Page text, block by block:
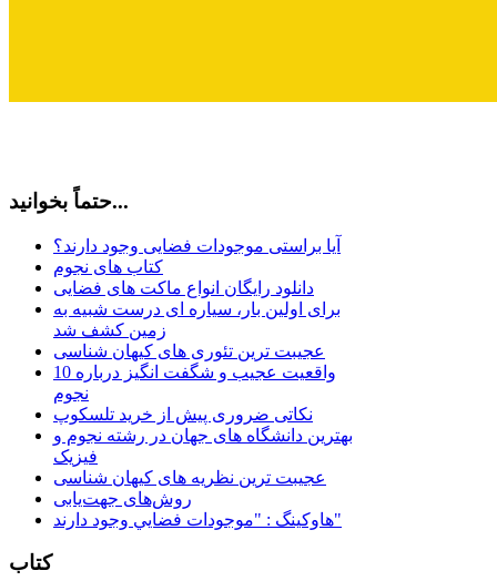
حتماً بخوانید...
آیا براستی موجودات فضایی وجود دارند؟
کتاب های نجوم
دانلود رایگان انواع ماکت های فضایی
برای اولین بار، سیاره ای درست شبیه به
زمین کشف شد
عجیبت ترین تئوری های کیهان شناسی
10 واقعیت عجیب و شگفت انگیز درباره
نجوم
نکاتی ضروری پیش از خرید تلسکوپ
بهترین دانشگاه های جهان در رشته نجوم و
فیزیک
عجیبت ترین نظریه های کیهان شناسی
روش‌های جهت‌یابی
هاوكينگ : "موجودات فضايي وجود دارند"
کتاب